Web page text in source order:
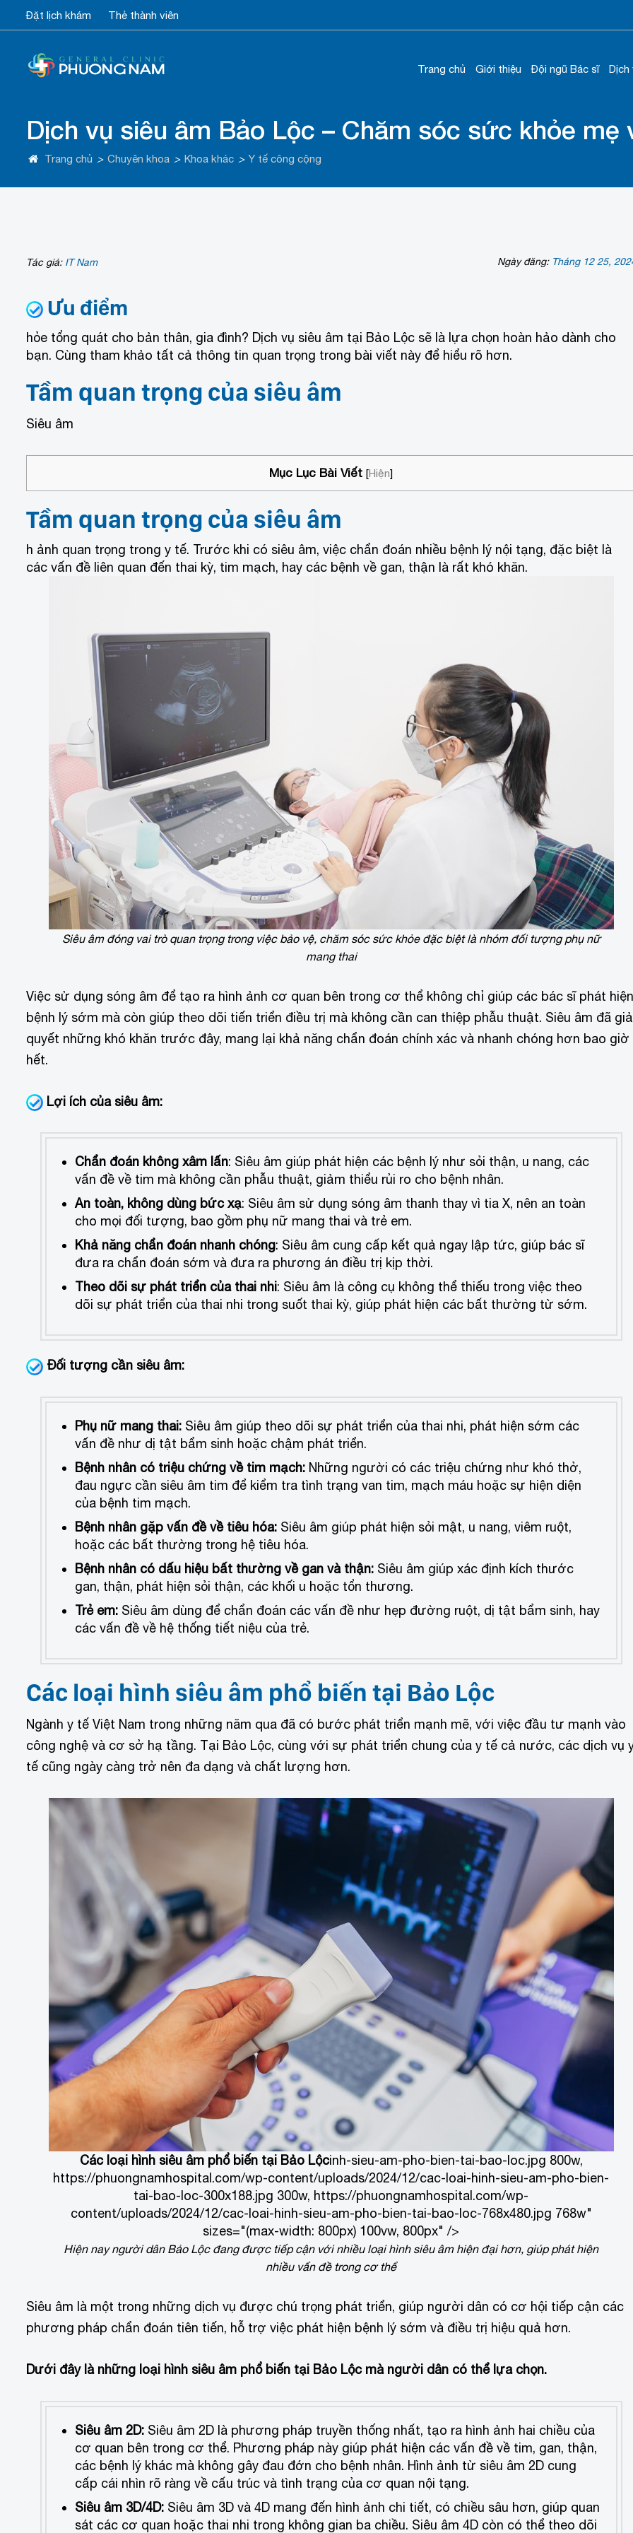
Đặt lịch khám Thẻ thành viên
Trang chủ Giới thiệu Đội ngũ Bác sĩ Dịch
Dịch vụ siêu âm Bảo Lộc – Chăm sóc sức khỏe mẹ
Trang chủ > Chuyên khoa > Khoa khác > Y tế công cộng
Tác giả: IT Nam Ngày đăng: Tháng 12 25,
Ưu điểm
hỏe tổng quát cho bản thân, gia đình? Dịch vụ siêu âm tại Bảo Lộc sẽ là lựa chọn hoàn hảo dành cho
bạn. Cùng tham khảo tất cả thông tin quan trọng trong bài viết này để hiểu rõ hơn.
Tầm quan trọng của siêu âm
Siêu âm
Mục Lục Bài Viết [Hiện]
Tầm quan trọng của siêu âm
h ảnh quan trọng trong y tế. Trước khi có siêu âm, việc chẩn đoán nhiều bệnh lý nội tạng, đặc biệt là
các vấn đề liên quan đến thai kỳ, tim mạch, hay các bệnh về gan, thận là rất khó khăn.
Siêu âm đóng vai trò quan trọng trong việc bảo vệ, chăm sóc sức khỏe đặc biệt là nhóm đối tượng phụ nữ
mang thai
Việc sử dụng sóng âm để tạo ra hình ảnh cơ quan bên trong cơ thể không chỉ giúp các bác sĩ phát hiện
bệnh lý sớm mà còn giúp theo dõi tiến triển điều trị mà không cần can thiệp phẫu thuật. Siêu âm đã
quyết những khó khăn trước đây, mang lại khả năng chẩn đoán chính xác và nhanh chóng hơn bao giờ
hết.
Lợi ích của siêu âm:
Chẩn đoán không xâm lấn: Siêu âm giúp phát hiện các bệnh lý như sỏi thận, u nang, các
vấn đề về tim mà không cần phẫu thuật, giảm thiểu rủi ro cho bệnh nhân.
An toàn, không dùng bức xạ: Siêu âm sử dụng sóng âm thanh thay vì tia X, nên an toàn
cho mọi đối tượng, bao gồm phụ nữ mang thai và trẻ em.
Khả năng chẩn đoán nhanh chóng: Siêu âm cung cấp kết quả ngay lập tức, giúp bác sĩ
đưa ra chẩn đoán sớm và đưa ra phương án điều trị kịp thời.
Theo dõi sự phát triển của thai nhi: Siêu âm là công cụ không thể thiếu trong việc theo
dõi sự phát triển của thai nhi trong suốt thai kỳ, giúp phát hiện các bất thường từ sớm.
Đối tượng cần siêu âm:
Phụ nữ mang thai: Siêu âm giúp theo dõi sự phát triển của thai nhi, phát hiện sớm các
vấn đề như dị tật bẩm sinh hoặc chậm phát triển.
Bệnh nhân có triệu chứng về tim mạch: Những người có các triệu chứng như khó thở,
đau ngực cần siêu âm tim để kiểm tra tình trạng van tim, mạch máu hoặc sự hiện diện
của bệnh tim mạch.
Bệnh nhân gặp vấn đề về tiêu hóa: Siêu âm giúp phát hiện sỏi mật, u nang, viêm ruột,
hoặc các bất thường trong hệ tiêu hóa.
Bệnh nhân có dấu hiệu bất thường về gan và thận: Siêu âm giúp xác định kích thước
gan, thận, phát hiện sỏi thận, các khối u hoặc tổn thương.
Trẻ em: Siêu âm dùng để chẩn đoán các vấn đề như hẹp đường ruột, dị tật bẩm sinh, hay
các vấn đề về hệ thống tiết niệu của trẻ.
Các loại hình siêu âm phổ biến tại Bảo Lộc
Ngành y tế Việt Nam trong những năm qua đã có bước phát triển mạnh mẽ, với việc đầu tư mạnh vào
công nghệ và cơ sở hạ tầng. Tại Bảo Lộc, cùng với sự phát triển chung của y tế cả nước, các dịch vụ
tế cũng ngày càng trở nên đa dạng và chất lượng hơn.
Các loại hình siêu âm phổ biến tại Bảo Lộcinh-sieu-am-pho-bien-tai-bao-loc.jpg 800w,
https://phuongnamhospital.com/wp-content/uploads/2024/12/cac-loai-hinh-sieu-am-pho-bien-
tai-bao-loc-300x188.jpg 300w, https://phuongnamhospital.com/wp-
content/uploads/2024/12/cac-loai-hinh-sieu-am-pho-bien-tai-bao-loc-768x480.jpg 768w"
sizes="(max-width: 800px) 100vw, 800px" />
Hiện nay người dân Bảo Lộc đang được tiếp cận với nhiều loại hình siêu âm hiện đại hơn, giúp phát hiện
nhiều vấn đề trong cơ thể
Siêu âm là một trong những dịch vụ được chú trọng phát triển, giúp người dân có cơ hội tiếp cận các
phương pháp chẩn đoán tiên tiến, hỗ trợ việc phát hiện bệnh lý sớm và điều trị hiệu quả hơn.
Dưới đây là những loại hình siêu âm phổ biến tại Bảo Lộc mà người dân có thể lựa chọn.
Siêu âm 2D: Siêu âm 2D là phương pháp truyền thống nhất, tạo ra hình ảnh hai chiều của
cơ quan bên trong cơ thể. Phương pháp này giúp phát hiện các vấn đề về tim, gan, thận,
các bệnh lý khác mà không gây đau đớn cho bệnh nhân. Hình ảnh từ siêu âm 2D cung
cấp cái nhìn rõ ràng về cấu trúc và tình trạng của cơ quan nội tạng.
Siêu âm 3D/4D: Siêu âm 3D và 4D mang đến hình ảnh chi tiết, có chiều sâu hơn, giúp quan
sát các cơ quan hoặc thai nhi trong không gian ba chiều. Siêu âm 4D còn có thể theo dõi